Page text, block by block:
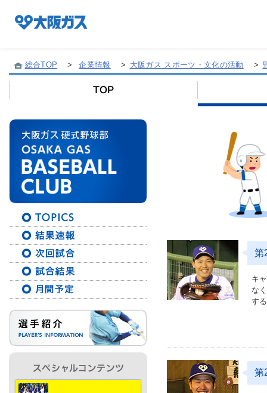
企業/グループについて
社会貢献
技術開発
サステナビリティ
採用情報
プレスリリース
総合TOP > 企業情報 > 大阪ガス スポーツ・文化の活動 >
第
キ
な
す
第